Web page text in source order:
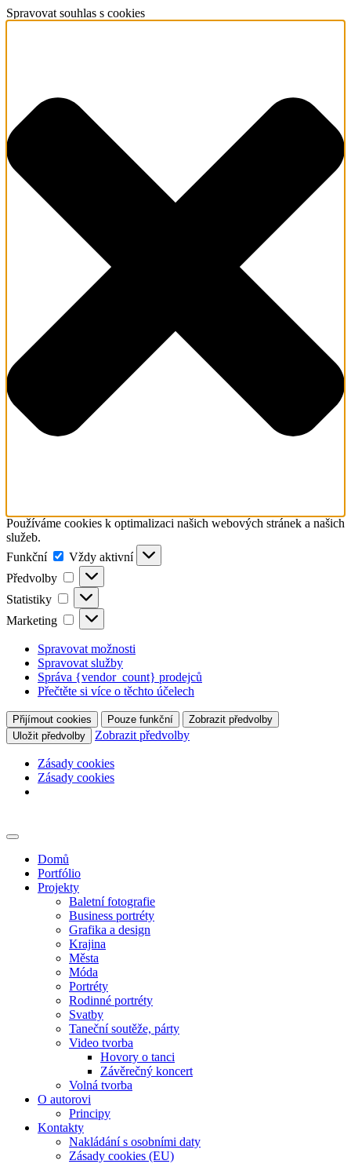
Spravovat souhlas s cookies
Používáme cookies k optimalizaci našich webových stránek a našich
služeb.
Funkční
Funkční
Vždy aktivní
Předvolby
Předvolby
Statistiky Statistiky
Marketing Marketing
Spravovat možnosti
Spravovat služby
Správa {vendor_count} prodejců
Přečtěte si více o těchto účelech
Přijímout cookies Pouze funkční
Zobrazit předvolby
Uložit předvolby
Zobrazit předvolby
Zásady cookies
Zásady cookies
to
Domů
Portfólio
Projekty
Baletní fotografie
Business portréty
Grafika a design
Krajina
Města
Móda
Portréty
Rodinné portréty
Svatby
Taneční soutěže, párty
Video tvorba
Hovory o tanci
Závěrečný koncert
Volná tvorba
O autorovi
Principy
Kontakty
Nakládání s osobními daty
Zásady cookies (EU)